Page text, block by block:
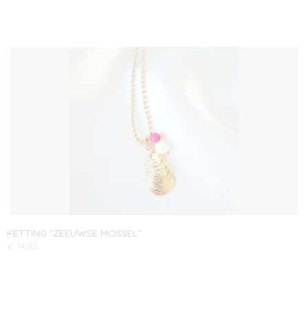
KETTING "ZEEUWSE MOSSEL"
€ 14,95